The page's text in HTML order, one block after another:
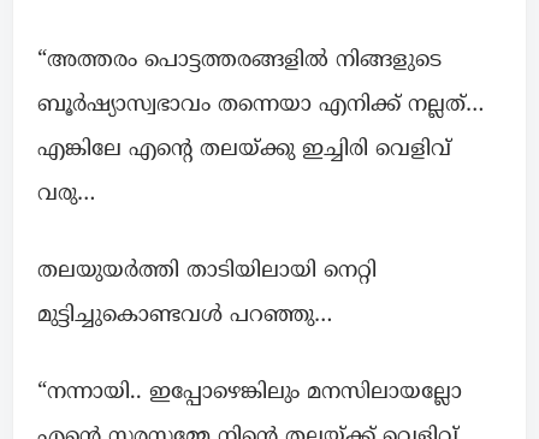
“അത്തരം പൊട്ടത്തരങ്ങളിൽ നിങ്ങളുടെ
ബൂർഷ്യാസ്വഭാവം തന്നെയാ എനിക്ക് നല്ലത്…
എങ്കിലേ എന്റെ തലയ്ക്കു ഇച്ചിരി വെളിവ്
വരു…
തലയുയർത്തി താടിയിലായി നെറ്റി
മുട്ടിച്ചുകൊണ്ടവൾ പറഞ്ഞു…
“നന്നായി.. ഇപ്പോഴെങ്കിലും മനസിലായല്ലോ